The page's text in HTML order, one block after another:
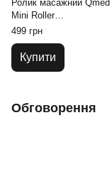
Ролик масажний Qmed
Mini Roller
помаранчевий
499 грн
Купити
Обговорення